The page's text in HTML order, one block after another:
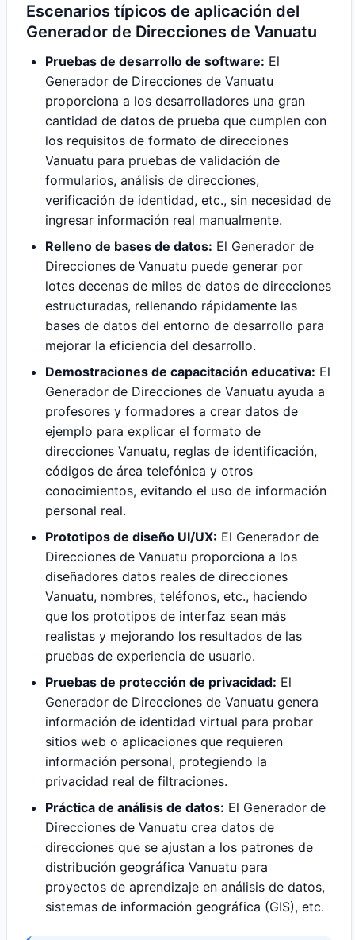
Escenarios típicos de aplicación del
Generador de Direcciones de Vanuatu
Pruebas de desarrollo de software: El
Generador de Direcciones de Vanuatu
proporciona a los desarrolladores una gran
cantidad de datos de prueba que cumplen con
los requisitos de formato de direcciones
Vanuatu para pruebas de validación de
formularios, análisis de direcciones,
verificación de identidad, etc., sin necesidad de
ingresar información real manualmente.
Relleno de bases de datos: El Generador de
Direcciones de Vanuatu puede generar por
lotes decenas de miles de datos de direcciones
estructuradas, rellenando rápidamente las
bases de datos del entorno de desarrollo para
mejorar la eficiencia del desarrollo.
Demostraciones de capacitación educativa: El
Generador de Direcciones de Vanuatu ayuda a
profesores y formadores a crear datos de
ejemplo para explicar el formato de
direcciones Vanuatu, reglas de identificación,
códigos de área telefónica y otros
conocimientos, evitando el uso de información
personal real.
Prototipos de diseño UI/UX: El Generador de
Direcciones de Vanuatu proporciona a los
diseñadores datos reales de direcciones
Vanuatu, nombres, teléfonos, etc., haciendo
que los prototipos de interfaz sean más
realistas y mejorando los resultados de las
pruebas de experiencia de usuario.
Pruebas de protección de privacidad: El
Generador de Direcciones de Vanuatu genera
información de identidad virtual para probar
sitios web o aplicaciones que requieren
información personal, protegiendo la
privacidad real de filtraciones.
Práctica de análisis de datos: El Generador de
Direcciones de Vanuatu crea datos de
direcciones que se ajustan a los patrones de
distribución geográfica Vanuatu para
proyectos de aprendizaje en análisis de datos,
sistemas de información geográfica (GIS), etc.